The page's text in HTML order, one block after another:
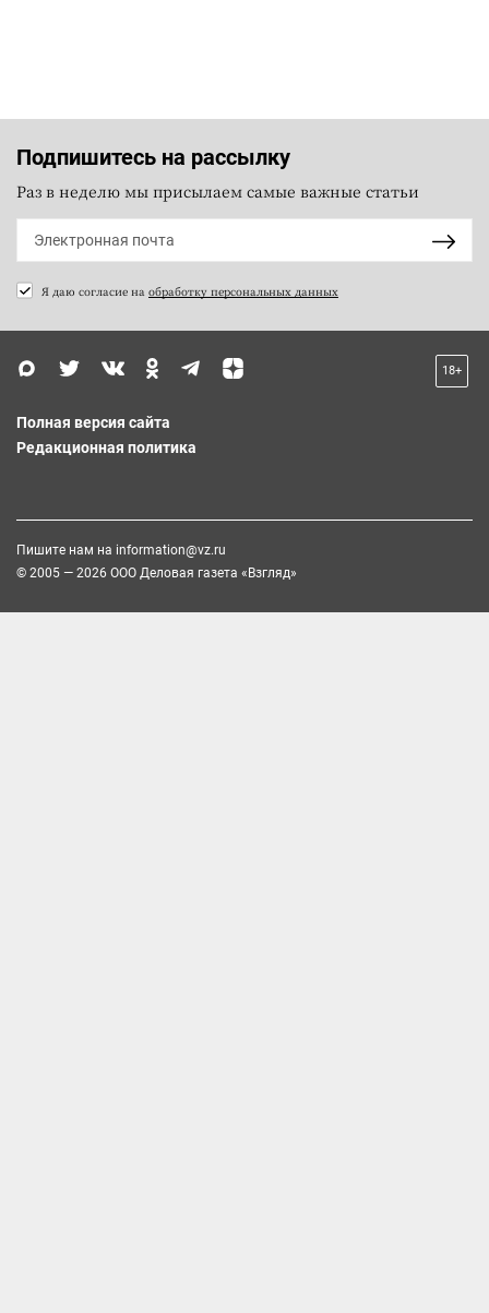
Подпишитесь на рассылку
Раз в неделю мы присылаем самые важные статьи
Я даю согласие на обработку персональных данных
18+
Полная версия сайта
Редакционная политика
Пишите нам на information@vz.ru
© 2005 — 2026 ООО Деловая газета «Взгляд»